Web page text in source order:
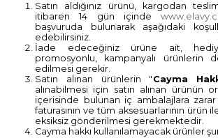
Satın aldığınız ürünü, kargodan
itibaren 14 gün içinde
başvuruda bulunarak aşağıdaki
edebilirsiniz.
İade edeceğiniz ürüne ait,
promosyonlu, kampanyalı ürünlerin
edilmesi gerekir.
Satın alınan ürünlerin " Cayma
alınabilmesi için satın alınan ürünün
içerisinde bulunan iç ambalajlara zarar
faturasının ve tüm aksesuarlarının ürün
eksiksiz gönderilmesi gerekmektedir.
Cayma hakkı kullanılamayacak ürünler